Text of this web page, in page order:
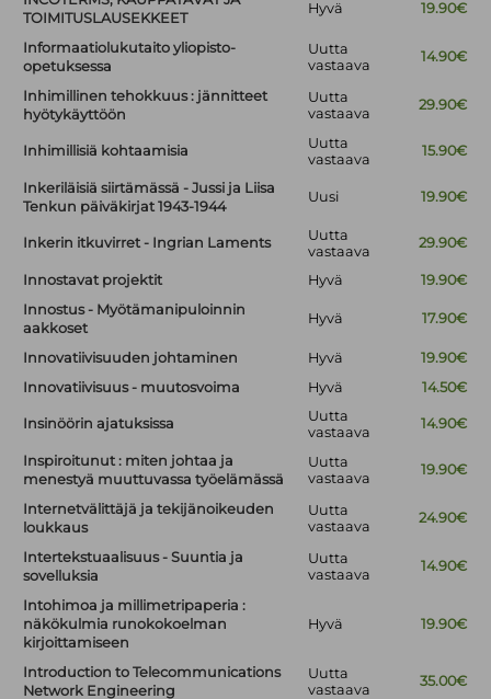
TOIMITUSLAUSEKKEET
Hyvä 19.90€
Informaatiolukutaito yliopisto-
opetuksessa
Uutta
vastaava
14.90€
Inhimillinen tehokkuus : jännitteet
hyötykäyttöön
Uutta
vastaava
29.90€
Inhimillisiä kohtaamisia
Uutta
vastaava
15.90€
Inkeriläisiä siirtämässä - Jussi ja Liisa
Tenkun päiväkirjat 1943-1944
Uusi 19.90€
Inkerin itkuvirret - Ingrian Laments
Uutta
vastaava
29.90€
Innostavat projektit Hyvä
19.90€
Innostus - Myötämanipuloinnin
aakkoset
Hyvä 17.90€
Innovatiivisuuden johtaminen Hyvä
19.90€
Innovatiivisuus - muutosvoima
Hyvä 14.50€
Insinöörin ajatuksissa
Uutta
vastaava
14.90€
Inspiroitunut : miten johtaa ja
menestyä muuttuvassa työelämässä
Uutta
vastaava
19.90€
Internetvälittäjä ja tekijänoikeuden
loukkaus
Uutta
vastaava
24.90€
Intertekstuaalisuus - Suuntia ja
sovelluksia
Uutta
vastaava
14.90€
Intohimoa ja millimetripaperia :
näkökulmia runokokoelman
kirjoittamiseen
Hyvä 19.90€
Introduction to Telecommunications
Network Engineering
Uutta
vastaava
35.00€